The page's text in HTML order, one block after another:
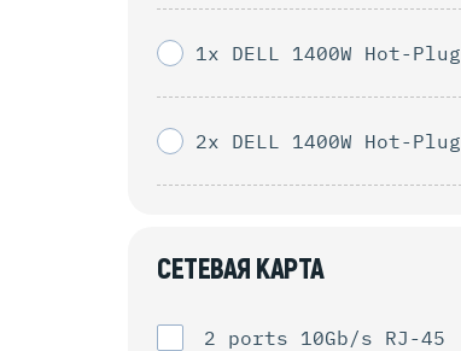
1x DELL 1400W Hot-Plug
2x DELL 1400W Hot-Plug
СЕТЕВАЯ КАРТА
2 ports 10Gb/s RJ-45